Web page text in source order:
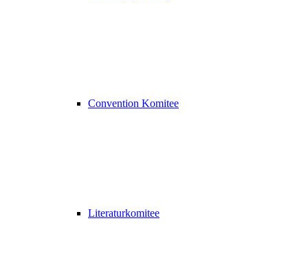
Convention Komitee
Literaturkomitee